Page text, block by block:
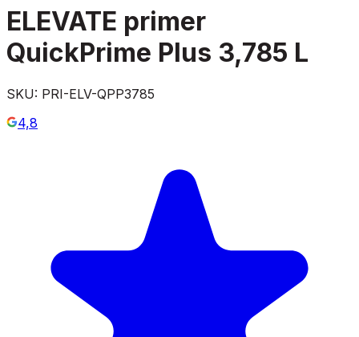
ELEVATE primer
QuickPrime Plus 3,785 L
SKU: PRI-ELV-QPP3785
4,8